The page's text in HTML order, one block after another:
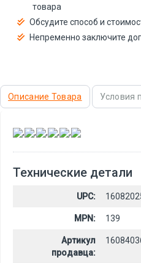
товара
Обсудите способ и
Непременно заключите
Описание Товара Условия
, , , , ,
Технические детали
UPC:
MPN: 139
Артикул
продавца: